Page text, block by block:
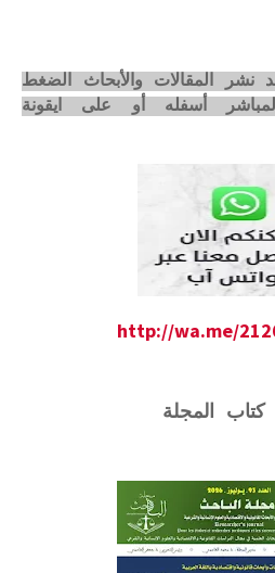
نشر المقالات والأبحاث الضغط
أسفله أو على ايقونة
http://wa.me/
كتاب المجلة